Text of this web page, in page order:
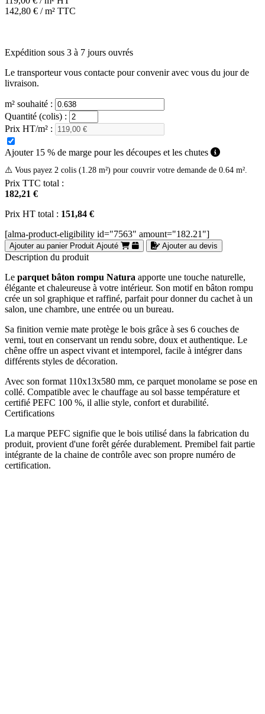
142,80 € / m² TTC
Expédition sous 3 à 7 jours ouvrés
Le transporteur vous contacte pour convenir avec vous du jour de
livraison.
m² souhaité :
Quantité (colis) :
Prix HT/m² :
Ajouter 15 % de marge pour les découpes et les chutes
⚠️ Vous payez 2 colis (1.28 m²) pour couvrir votre demande de 0.64 m².
Prix TTC total :
182,21 €
Prix HT total : 151,84 €
[alma-product-eligibility id="7563" amount="182.21"]
Ajouter au panier Produit Ajouté Ajouter au devis
Description du produit
Le parquet bâton rompu Natura apporte une touche naturelle,
élégante et chaleureuse à votre intérieur. Son motif en bâton rompu
crée un sol graphique et raffiné, parfait pour donner du cachet à un
salon, une chambre, une entrée ou un bureau.
Sa finition vernie mate protège le bois grâce à ses 6 couches de
verni, tout en conservant un rendu sobre, doux et authentique. Le
chêne offre un aspect vivant et intemporel, facile à intégrer dans
différents styles de décoration.
Avec son format 110x13x580 mm, ce parquet monolame se pose en
collé. Compatible avec le chauffage au sol basse température et
certifié PEFC 100 %, il allie style, confort et durabilité.
Certifications
La marque PEFC signifie que le bois utilisé dans la fabrication du
produit, provient d'une forêt gérée durablement. Premibel fait partie
intégrante de la chaine de contrôle avec son propre numéro de
certification.